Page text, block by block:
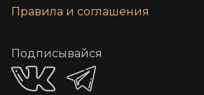
Правила и соглашения
Подписывайся